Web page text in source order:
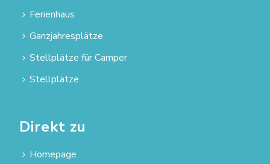
Ferienhaus
Ganzjahresplätze
Stellplätze für Camper
Stellplätze
Direkt zu
Homepage